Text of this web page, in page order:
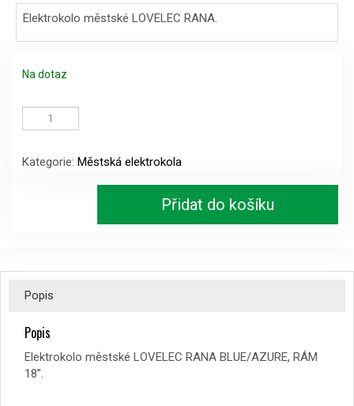
Elektrokolo městské LOVELEC RANA.
Na dotaz
městské
Lovelec
blue/azure,
Kategorie: Městská elektrokola
Přidat do košíku
Popis
Popis
Elektrokolo městské LOVELEC RANA BLUE/AZURE, RÁM
18”.